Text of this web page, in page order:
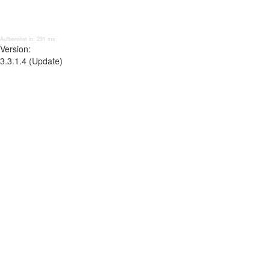
Aufbereitet in: 291 ms;
Version:
3.3.1.4 (Update)